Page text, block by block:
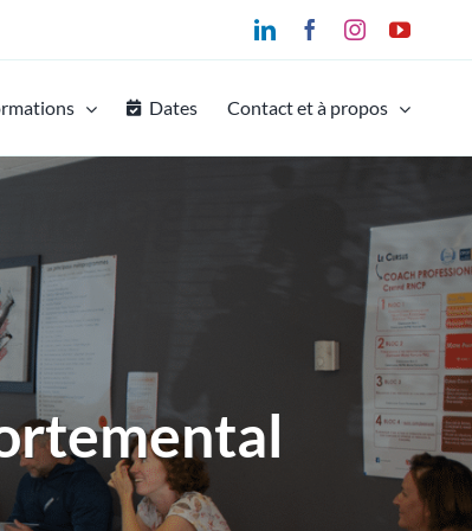
LinkedInFacebookInstagram
Dates Contact et à propos